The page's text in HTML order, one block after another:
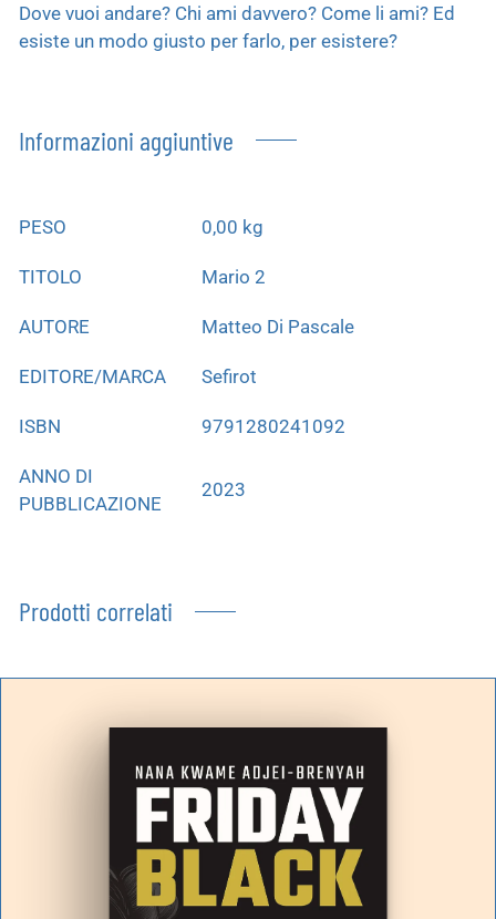
Dove vuoi andare? Chi ami davvero? Come li ami? Ed
esiste un modo giusto per farlo, per esistere?
Informazioni aggiuntive
PESO 0,00 kg
TITOLO Mario 2
AUTORE Matteo Di Pascale
EDITORE/MARCA Sefirot
ISBN 9791280241092
ANNO DI
PUBBLICAZIONE
2023
Prodotti correlati